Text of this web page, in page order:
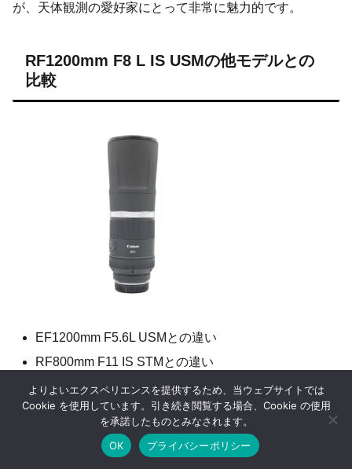
が、天体観測の愛好家にとって非常に魅力的です。
RF1200mm F8 L IS USMの他モデルとの
比較
EF1200mm F5.6L USMとの違い
RF800mm F11 IS STMとの違い
RF600mm F4L IS USMとの違い
EF1200mm F5.6L USMとの違い
シェア 目次へ トップ
よりよいエクスペリエンスを提供するため、当ウェブサイトでは
Cookie を使用しています。引き続き閲覧する場合、Cookie の使用
を承諾したものとみなされます。
OK
プライバシーポリシー